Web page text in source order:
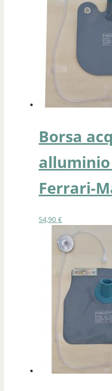
Borsa
alluminio
Ferrari-
54,90 €